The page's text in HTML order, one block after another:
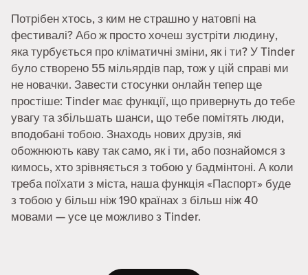
Потрібен хтось, з ким не страшно у натовпі на
фестивалі? Або ж просто хочеш зустріти людину,
яка турбується про кліматичні зміни, як і ти? У Tinder
було створено 55 мільярдів пар, тож у цій справі ми
не новачки. Завести стосунки онлайн тепер ще
простіше: Tinder має функції, що привернуть до тебе
увагу та збільшать шанси, що тебе помітять люди,
вподобані тобою. Знаходь нових друзів, які
обожнюють каву так само, як і ти, або познайомся з
кимось, хто зрівняється з тобою у бадмінтоні. А коли
треба поїхати з міста, наша функція «Паспорт» буде
з тобою у більш ніж 190 країнах з більш ніж 40
мовами — усе це можливо з Tinder.